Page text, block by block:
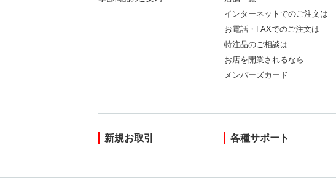
インターネットでのご注文は
お電話・FAXでのご注文は
特注品のご相談は
お店を開業されるなら
メンバーズカード
新規お取引 各種サポート